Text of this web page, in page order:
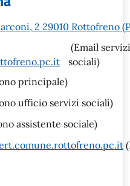
2 29010 Rottofreno
(Email
sociali)
principale)
ufficio servizi sociali)
assistente sociale)